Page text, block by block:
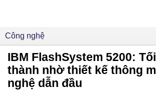
Công nghệ
IBM FlashSystem 5200:
thành nhờ thiết kế thông
nghệ dẫn đầu